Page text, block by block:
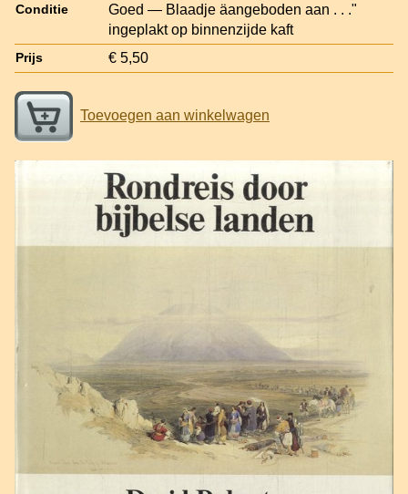
Conditie
Goed — Blaadje äangeboden aan . . ."
ingeplakt op binnenzijde kaft
Prijs € 5,50
Toevoegen aan winkelwagen